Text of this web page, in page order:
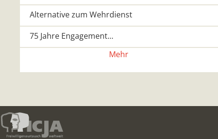
Alternative zum Wehrdienst
75 Jahre Engagement...
Mehr